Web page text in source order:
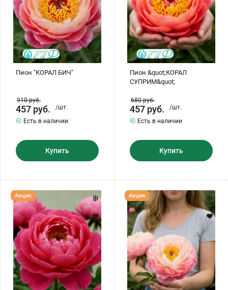
Пион "КОРАЛ БИЧ"
910руб.
457 руб.
/шт.
Есть в наличии
Купить
Пион &quot;КОРАЛ
СУПРИМ&quot;
680руб.
457 руб.
/шт.
Есть в наличии
Купить
Пион
"КОРАЛ
ФЕЙ"
Акция
Пион
"КОРАЛ
ШАРАМ"
Акция